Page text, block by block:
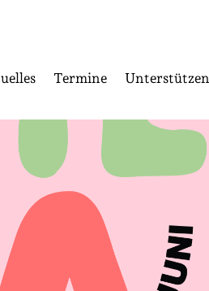
Termine Unterstützen